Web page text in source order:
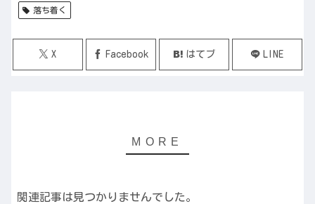
落ち着く
X Facebook はてブ LINE
関連記事は見つかりませんでした。